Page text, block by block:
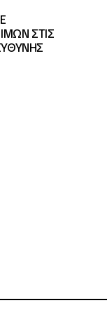
ΣΤΙΣ